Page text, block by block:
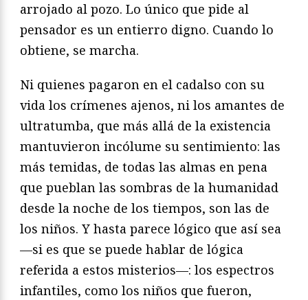
arrojado al pozo. Lo único que pide al
pensador es un entierro digno. Cuando lo
obtiene, se marcha.
Ni quienes pagaron en el cadalso con su
vida los crímenes ajenos, ni los amantes de
ultratumba, que más allá de la existencia
mantuvieron incólume su sentimiento: las
más temidas, de todas las almas en pena
que pueblan las sombras de la humanidad
desde la noche de los tiempos, son las de
los niños. Y hasta parece lógico que así sea
—si es que se puede hablar de lógica
referida a estos misterios—: los espectros
infantiles, como los niños que fueron,